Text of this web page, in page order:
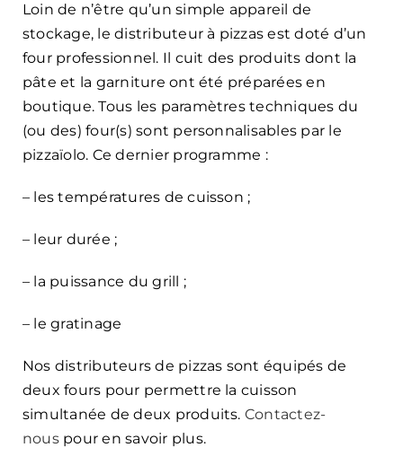
Loin de n’être qu’un simple appareil de
stockage, le distributeur à pizzas est doté d’un
four professionnel. Il cuit des produits dont la
pâte et la garniture ont été préparées en
boutique. Tous les paramètres techniques du
(ou des) four(s) sont personnalisables par le
pizzaïolo. Ce dernier programme :
– les températures de cuisson ;
– leur durée ;
– la puissance du grill ;
– le gratinage
Nos distributeurs de pizzas sont équipés de
deux fours pour permettre la cuisson
simultanée de deux produits. Contactez-
nouspour en savoir plus.